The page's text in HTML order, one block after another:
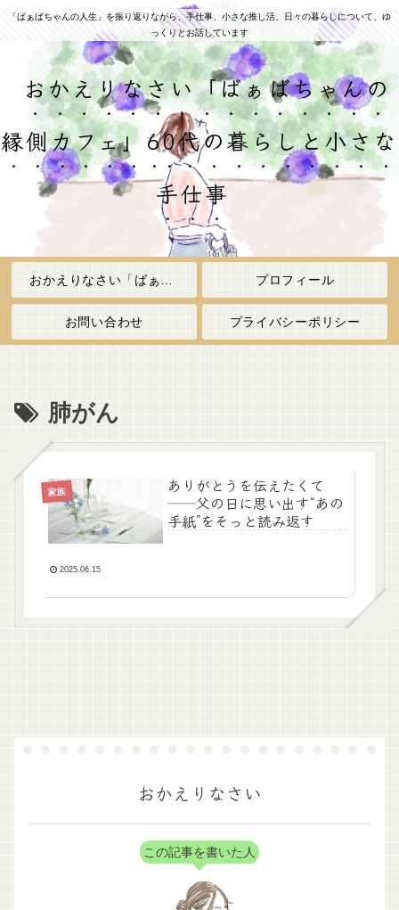
「ばぁばちゃんの人生」を振り返りながら、手仕事、小さな推し活、日々の暮らしについて、ゆ
っくりとお話しています
おかえりなさい「ばぁばちゃんの
縁側カフェ」60代の暮らしと小さな
手仕事
プロフィール
お問い合わせ プライバシーポリシー
肺がん
家族
ありがとうを伝えたくて
──父の日に思い出す“あの
手紙”をそっと読み返す
2025.06.15
おかえりなさい
この記事を書いた人